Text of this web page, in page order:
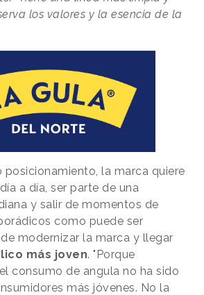
los valores y la esencia de la
posicionamiento, la marca quiere
a día, ser parte de una
y salir de momentos de
como puede ser
modernizar la marca y llegar
más joven. "Porque
consumo de angula no ha sido
más jóvenes. No la